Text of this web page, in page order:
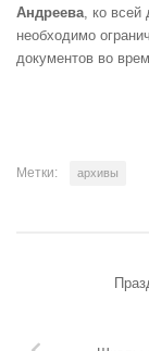
Андреева, ко всей
необходимо
документов во
Метки: архивы